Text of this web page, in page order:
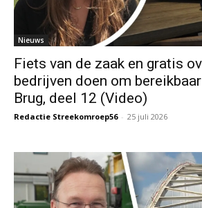
Nieuws
Fiets van de zaak en gratis
bedrijven doen om
Brug, deel 12 (Video)
Redactie Streekomroep56 - 25 juli 2026